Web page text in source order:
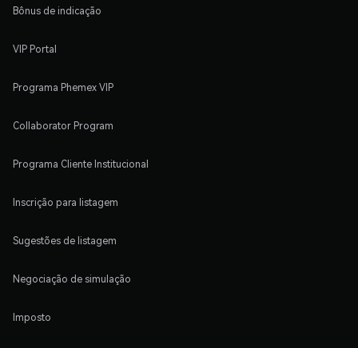
Bônus de indicação
VIP Portal
Programa Phemex VIP
Collaborator Program
Programa Cliente Institucional
Inscrição para listagem
Sugestões de listagem
Negociação de simulação
Imposto